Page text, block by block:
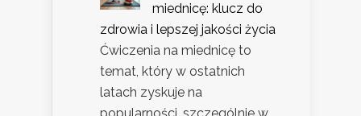
miednicę: klucz do
zdrowia i lepszej jakości życia
Ćwiczenia na miednicę to
temat, który w ostatnich
latach zyskuje na